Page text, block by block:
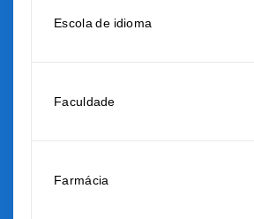
Escola de idioma
Faculdade
Farmácia